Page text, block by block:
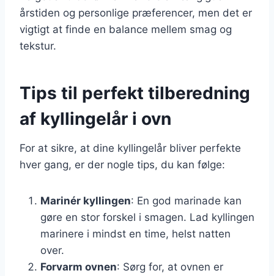
årstiden og personlige præferencer, men det er
vigtigt at finde en balance mellem smag og
tekstur.
Tips til perfekt tilberedning
af kyllingelår i ovn
For at sikre, at dine kyllingelår bliver perfekte
hver gang, er der nogle tips, du kan følge:
Marinér kyllingen: En god marinade kan
gøre en stor forskel i smagen. Lad kyllingen
marinere i mindst en time, helst natten
over.
Forvarm ovnen: Sørg for, at ovnen er